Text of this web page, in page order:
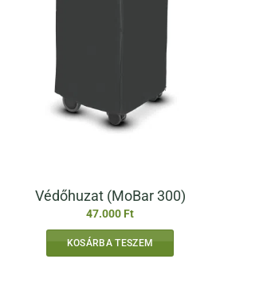
Védőhuzat (MoBar 300)
47.000 Ft
KOSÁRBA TESZEM